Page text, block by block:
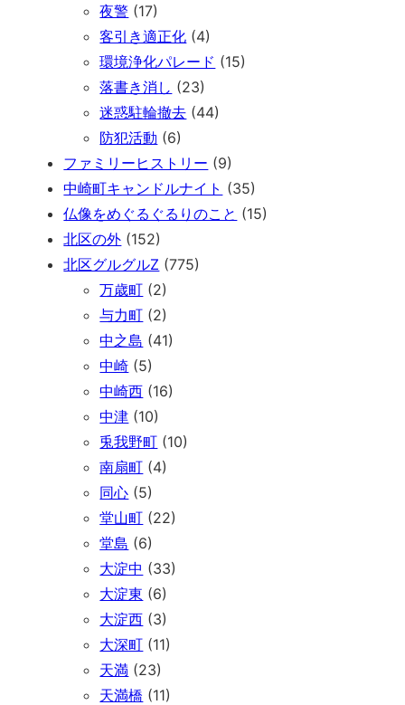
夜警 (17)
客引き適正化 (4)
環境浄化パレード (15)
落書き消し (23)
迷惑駐輪撤去 (44)
防犯活動 (6)
ファミリーヒストリー (9)
中崎町キャンドルナイト (35)
仏像をめぐるぐるりのこと (15)
北区の外 (152)
北区グルグルZ (775)
万歳町 (2)
与力町 (2)
中之島 (41)
中崎 (5)
中崎西 (16)
中津 (10)
兎我野町 (10)
南扇町 (4)
同心 (5)
堂山町 (22)
堂島 (6)
大淀中 (33)
大淀東 (6)
大淀西 (3)
大深町 (11)
天満 (23)
天満橋 (11)